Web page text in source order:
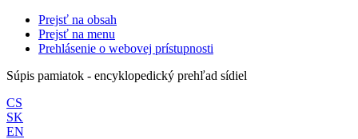
Prejsť na obsah
Prejsť na menu
Prehlásenie o webovej prístupnosti
Súpis pamiatok - encyklopedický prehľad sídiel
CS
SK
EN